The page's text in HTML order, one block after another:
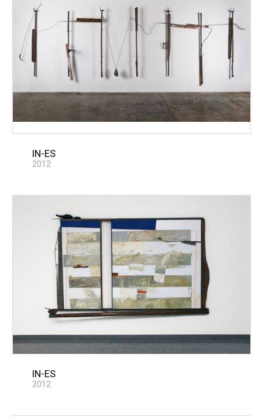
IN-ES
2012
IN-ES
2012